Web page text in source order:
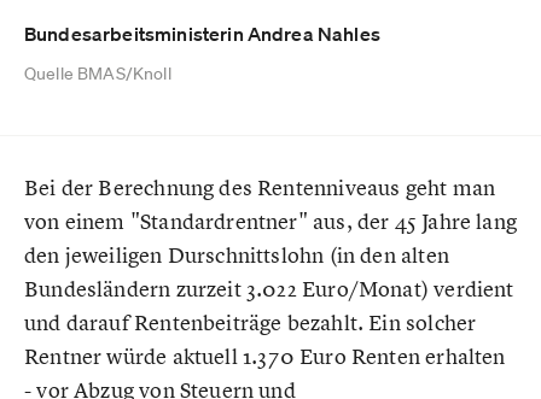
Bundesarbeitsministerin Andrea Nahles
Quelle BMAS/Knoll
Bei der Berechnung des Rentenniveaus geht man
von einem "Standardrentner" aus, der 45 Jahre lang
den jeweiligen Durschnittslohn (in den alten
Bundesländern zurzeit 3.022 Euro/Monat) verdient
und darauf Rentenbeiträge bezahlt. Ein solcher
Rentner würde aktuell 1.370 Euro Renten erhalten
- vor Abzug von Steuern und